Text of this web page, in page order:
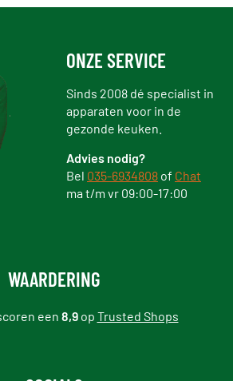
ONZE SERVICE
Sinds 2008 dé specialist in
apparaten voor in de
gezonde keuken.
Advies nodig?
Bel 035-6934808 of Chat
ma t/m vr 09:00-17:00
WAARDERING
een 8,9op Trusted Shops